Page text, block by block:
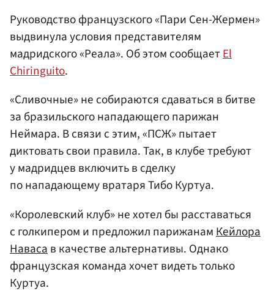
Руководство французского «Пари Сен-Жермен»
выдвинула условия представителям
мадридского «Реала». Об этом сообщаетEl
Chiringuito.
«Сливочные» не собираются сдаваться в битве
за бразильского нападающего парижан
Неймара. В связи с этим, «ПСЖ» пытает
диктовать свои правила. Так, в клубе требуют
у мадридцев включить в сделку
по нападающему вратаря Тибо Куртуа.
«Королевский клуб» не хотел бы расставаться
с голкипером и предложил парижанам Кейлора
Наваса в качестве альтернативы. Однако
французская команда хочет видеть только
Куртуа.